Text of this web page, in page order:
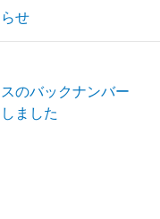
せ
のバックナンバー
ました